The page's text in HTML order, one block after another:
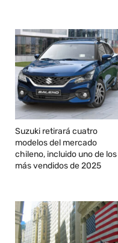
Suzuki retirará cuatro
modelos del mercado
chileno, incluido uno de los
más vendidos de 2025